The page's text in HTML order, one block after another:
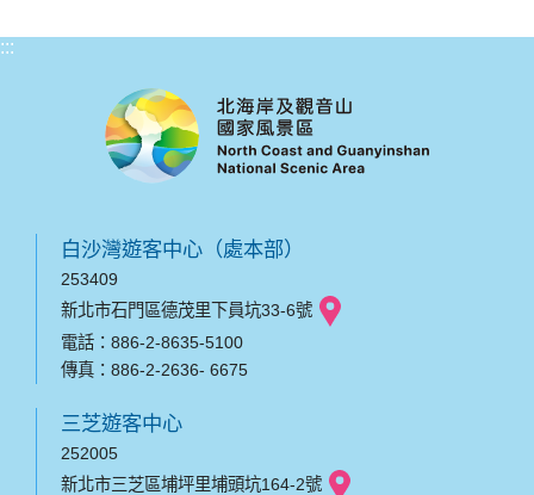
:::
白沙灣遊客中心（處本部）
253409
新北市石門區德茂里下員坑33-6號
電話：886-2-8635-5100
傳真：886-2-2636- 6675
三芝遊客中心
252005
新北市三芝區埔坪里埔頭坑164-2號